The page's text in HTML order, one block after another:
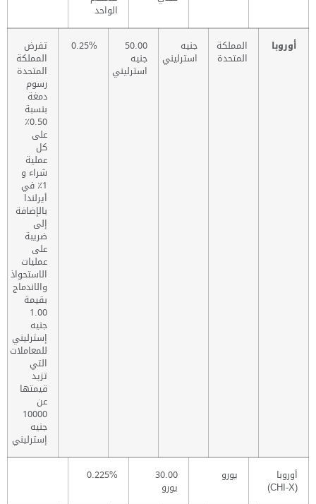
الواحد
أوروبا المملكة
المتحدة
جنيه
استرليني
50.00
جنيه
استرليني
0.25% تفرض
المملكة
المتحدة
رسوم
دمغة
بنسبة
0.50٪
على
كل
عملية
شراء و
1٪ في
أيرلندا
بالإضافة
إلى
ضريبة
على
عمليات
الاستحواذ
والاندماج
بقيمة
1.00
جنيه
إسترليني
للمعاملات
التي
تزيد
قيمتها
عن
10000
جنيه
إسترليني
أوروبا
(CHI-X)
يورو 30.00
يورو
0.225%